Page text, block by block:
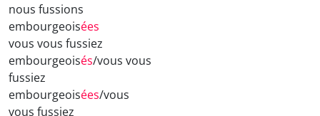
nous fussions
embourgeoisées
vous vous fussiez
embourgeoisés/vous vous
fussiez
embourgeoisées/vous
vous fussiez